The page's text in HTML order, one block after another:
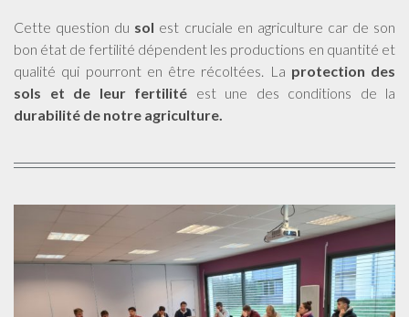
Cette question du sol est cruciale en agriculture car de son
bon état de fertilité dépendent les productions en quantité et
qualité qui pourront en être récoltées. La protection des
sols et de leur fertilité est une des conditions de la
durabilité de notre agriculture.